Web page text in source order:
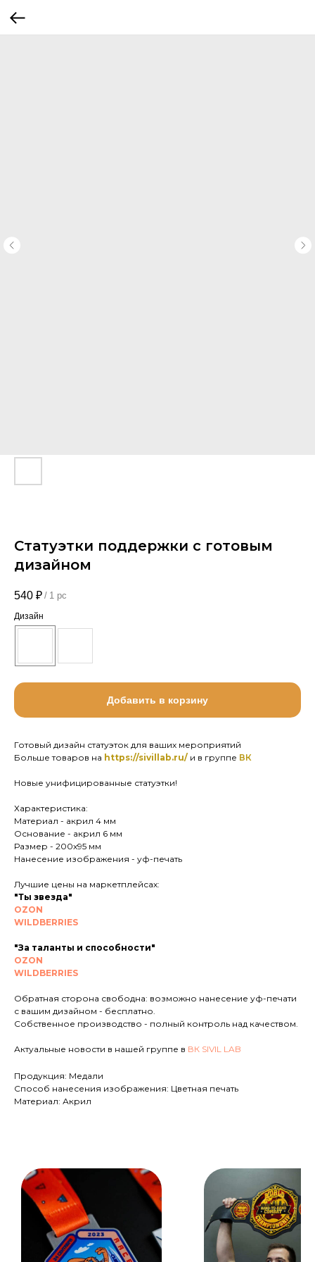
Статуэтки поддержки с готовым
дизайном
540 ₽ / 1 pc
Дизайн
Добавить в корзину
Готовый дизайн статуэток для ваших мероприятий
Больше товаров на https://sivillab.ru/ и в группе ВК
Новые унифицированные статуэтки!
Характеристика:
Материал - акрил 4 мм
Основание - акрил 6 мм
Размер - 200х95 мм
Нанесение изображения - уф-печать
Лучшие цены на маркетплейсах:
"Ты звезда"
OZON
WILDBERRIES
"За таланты и способности"
OZON
WILDBERRIES
Обратная сторона свободна: возможно нанесение уф-печати
с вашим дизайном - бесплатно.
Собственное производство - полный контроль над качеством.
Актуальные новости в нашей группе в ВК SIVIL LAB
Продукция: Медали
Способ нанесения изображения: Цветная печать
Материал: Акрил